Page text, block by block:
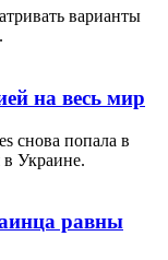
варианты
на весь мир
снова попала в
Украине.
равны